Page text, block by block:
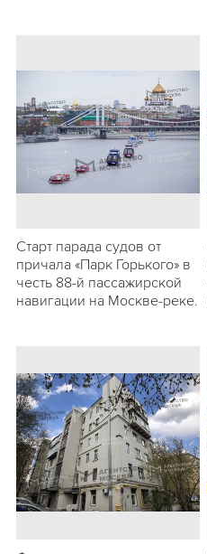
Старт парада судов от
причала «Парк Горького» в
честь 88-й пассажирской
навигации на Москве-реке.